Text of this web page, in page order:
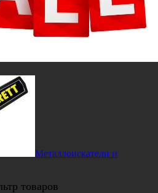
Металлоискатели и
товаров